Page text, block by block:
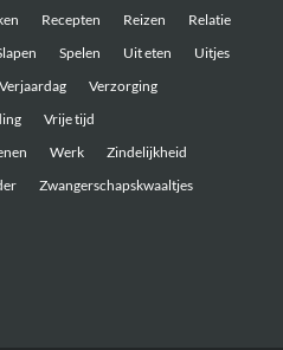
Recepten Reizen
Relatie
Spelen Uit eten
Uitjes
Verjaardag
Verzorging
Vrije tijd
Werk
Zindelijkheid
Zwangerschapskwaaltjes